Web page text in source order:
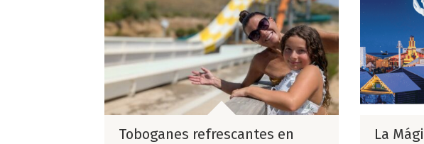
Toboganes refrescantes en
La